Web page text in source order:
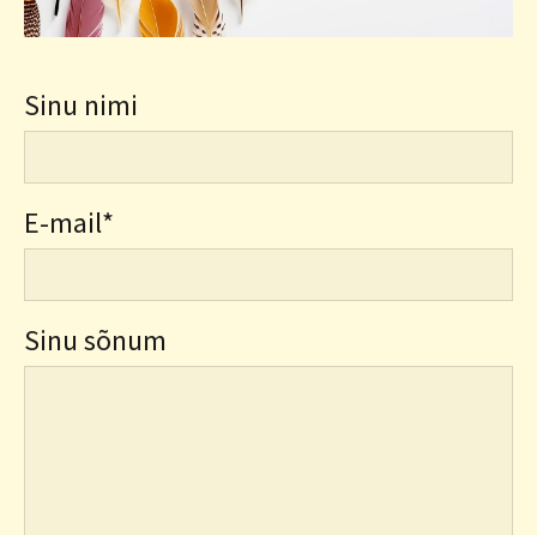
Sinu nimi
E-mail
Sinu sõnum